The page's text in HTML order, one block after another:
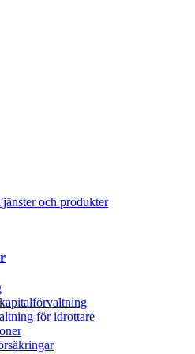
och produkter
för idrottare